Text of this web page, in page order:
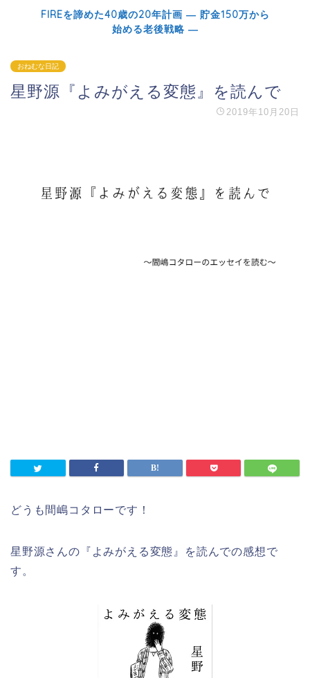
FIREを諦めた40歳の20年計画 ― 貯金150万から
始める老後戦略 ―
おねむな日記
星野源『よみがえる変態』を読んで
2019年10月20日
どうも間嶋コタローです！
星野源さんの『よみがえる変態』を読んでの感想で
す。